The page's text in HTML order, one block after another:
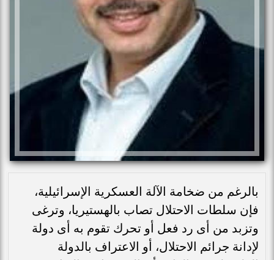
بالرغم من ضخامة الآلة العسكرية الإسرائيلية،
فإن سلطات الاحتلال تصاب بالهستيريا، وترغى
وتزبد من أى رد فعل أو تحرك تقوم به أى دولة
لإدانة جرائم الاحتلال، أو الاعتراف بالدولة